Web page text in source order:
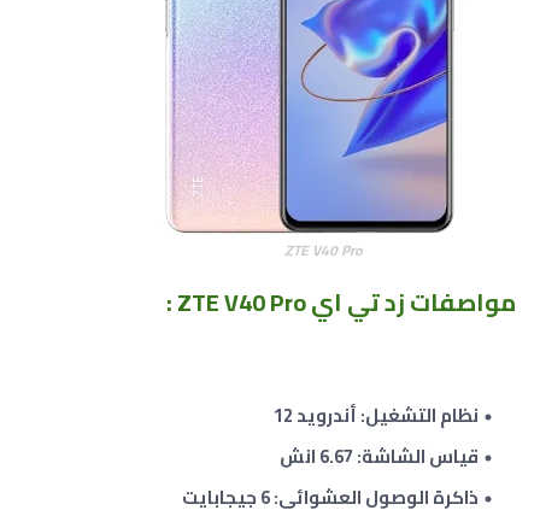
ZTE V40 Pro
مواصفات زد تي اي ZTE V40 Pro :
نظام التشغيل: أندرويد 12
قياس الشاشة: 6.67 انش
ذاكرة الوصول العشوائى: 6 جيجابايت